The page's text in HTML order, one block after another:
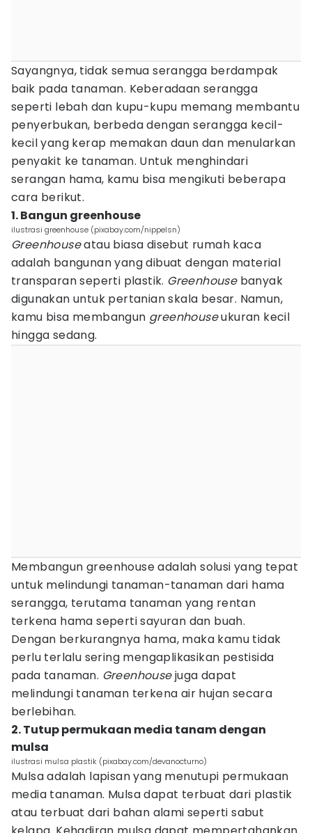
Sayangnya, tidak semua serangga berdampak
baik pada tanaman. Keberadaan serangga
seperti lebah dan kupu-kupu memang membantu
penyerbukan, berbeda dengan serangga kecil-
kecil yang kerap memakan daun dan menularkan
penyakit ke tanaman. Untuk menghindari
serangan hama, kamu bisa mengikuti beberapa
cara berikut.
1. Bangun greenhouse
ilustrasi greenhouse (pixabay.com/nippelsn)
Greenhouseatau biasa disebut rumah kaca
adalah bangunan yang dibuat dengan material
transparan seperti plastik. Greenhousebanyak
digunakan untuk pertanian skala besar. Namun,
kamu bisa membangun greenhouseukuran kecil
hingga sedang.
Membangun greenhouse adalah solusi yang tepat
untuk melindungi tanaman-tanaman dari hama
serangga, terutama tanaman yang rentan
terkena hama seperti sayuran dan buah.
Dengan berkurangnya hama, maka kamu tidak
perlu terlalu sering mengaplikasikan pestisida
pada tanaman. Greenhousejuga dapat
melindungi tanaman terkena air hujan secara
berlebihan.
2. Tutup permukaan media tanam dengan
mulsa
ilustrasi mulsa plastik (pixabay.com/devanocturno)
Mulsa adalah lapisan yang menutupi permukaan
media tanaman. Mulsa dapat terbuat dari plastik
atau terbuat dari bahan alami seperti sabut